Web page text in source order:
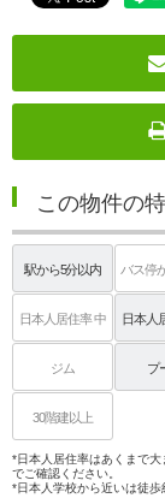
この物件の
駅から5分以内 バス停
日本人居住率 中 日本人
ジム プ
30階建以上
*日本人居住率はあくまで
でご確認ください。
*日本人学校から近いは徒歩